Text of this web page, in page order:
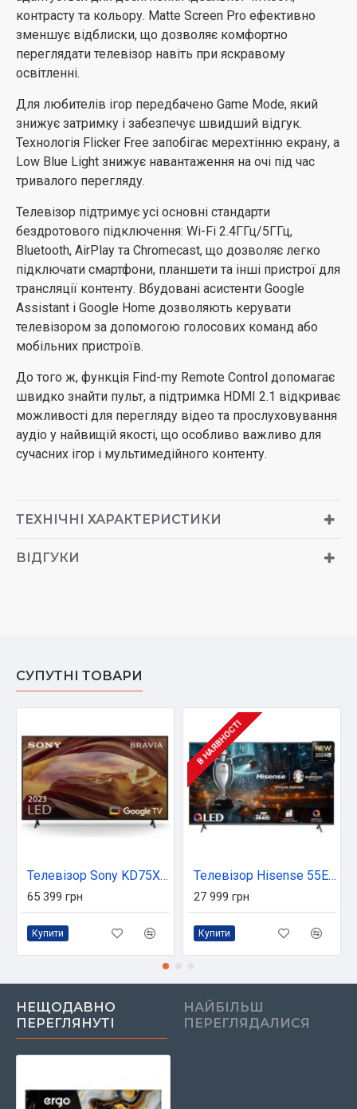
контрасту та кольору. Matte Screen Pro ефективно
зменшує відблиски, що дозволяє комфортно
переглядати телевізор навіть при яскравому
освітленні.
Для любителів ігор передбачено Game Mode, який
знижує затримку і забезпечує швидший відгук.
Технологія Flicker Free запобігає мерехтінню екрану, а
Low Blue Light знижує навантаження на очі під час
тривалого перегляду.
Телевізор підтримує усі основні стандарти
бездротового підключення: Wi-Fi 2.4ГГц/5ГГц,
Bluetooth, AirPlay та Chromecast, що дозволяє легко
підключати смартфони, планшети та інші пристрої для
трансляції контенту. Вбудовані асистенти Google
Assistant і Google Home дозволяють керувати
телевізором за допомогою голосових команд або
мобільних пристроїв.
До того ж, функція Find-my Remote Control допомагає
швидко знайти пульт, а підтримка HDMI 2.1 відкриває
можливості для перегляду відео та прослуховування
аудіо у найвищій якості, що особливо важливо для
сучасних ігор і мультимедійного контенту.
ТЕХНІЧНІ ХАРАКТЕРИСТИКИ
ВІДГУКИ
СУПУТНІ ТОВАРИ
Телевізор Sony KD75X75WL
65 399 грн
Купити
В НАЯВНОСТІ
Телевізор Hisense 55E7NQ PRO
27 999 грн
Купити
НЕЩОДАВНО
ПЕРЕГЛЯНУТІ
НАЙБІЛЬШ
ПЕРЕГЛЯДАЛИСЯ